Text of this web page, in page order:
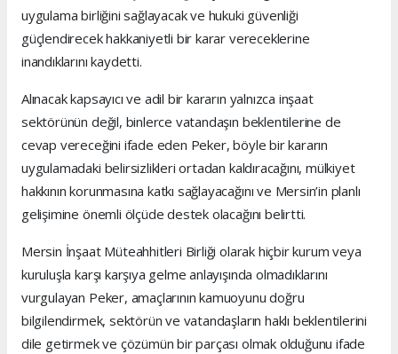
uygulama birliğini sağlayacak ve hukuki güvenliği
güçlendirecek hakkaniyetli bir karar vereceklerine
inandıklarını kaydetti.
Alınacak kapsayıcı ve adil bir kararın yalnızca inşaat
sektörünün değil, binlerce vatandaşın beklentilerine de
cevap vereceğini ifade eden Peker, böyle bir kararın
uygulamadaki belirsizlikleri ortadan kaldıracağını, mülkiyet
hakkının korunmasına katkı sağlayacağını ve Mersin’in planlı
gelişimine önemli ölçüde destek olacağını belirtti.
Mersin İnşaat Müteahhitleri Birliği olarak hiçbir kurum veya
kuruluşla karşı karşıya gelme anlayışında olmadıklarını
vurgulayan Peker, amaçlarının kamuoyunu doğru
bilgilendirmek, sektörün ve vatandaşların haklı beklentilerini
dile getirmek ve çözümün bir parçası olmak olduğunu ifade